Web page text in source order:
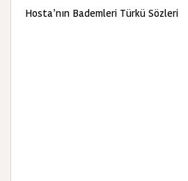
Hosta’nın Bademleri Türkü Sözleri